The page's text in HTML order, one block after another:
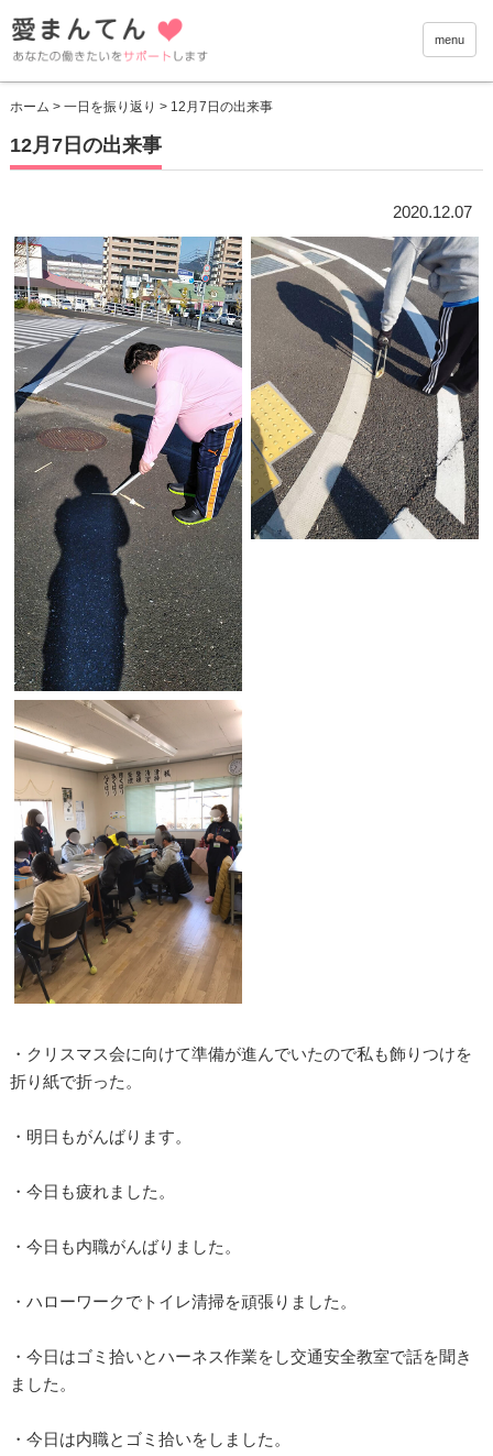
愛まん
menu
ホーム > 一日を振り返り > 12月7日の出来事
12月7日の出来事
2020.12.07
・クリスマス会に向けて準備が進んでいたので私も飾りつけを
折り紙で折った。
・明日もがんばります。
・今日も疲れました。
・今日も内職がんばりました。
・ハローワークでトイレ清掃を頑張りました。
・今日はゴミ拾いとハーネス作業をし交通安全教室で話を聞き
ました。
・今日は内職とゴミ拾いをしました。